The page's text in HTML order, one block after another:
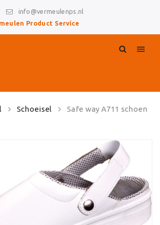
info@vermeulenps.nl
Product Service
Schoeisel
Safe way A711 schoen